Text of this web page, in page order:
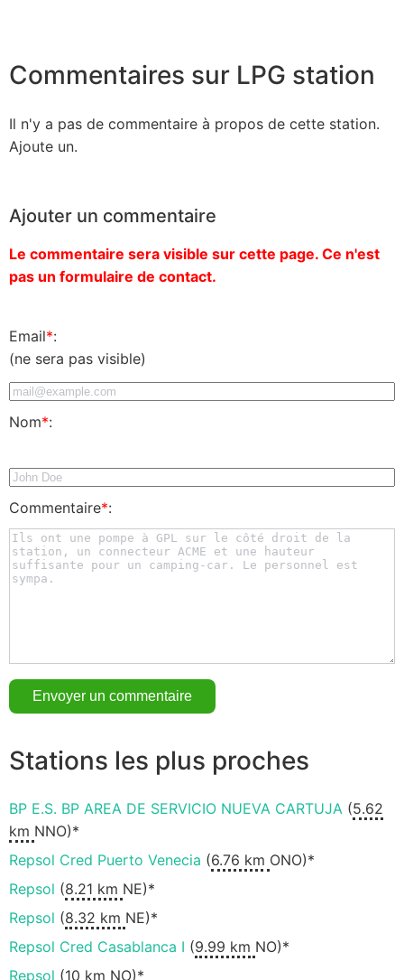
Commentaires sur LPG station
Il n'y a pas de commentaire à propos de cette station.
Ajoute un.
Ajouter un commentaire
Le commentaire sera visible sur cette page. Ce n'est
pas un formulaire de contact.
Email*:
(ne sera pas visible)
Nom*:
Commentaire*:
Stations les plus proches
BP E.S. BP AREA DE SERVICIO NUEVA CARTUJA (5.62
km NNO)*
Repsol Cred Puerto Venecia (6.76 km ONO)*
Repsol (8.21 km NE)*
Repsol (8.32 km NE)*
Repsol Cred Casablanca I (9.99 km NO)*
Repsol (10 km NO)*